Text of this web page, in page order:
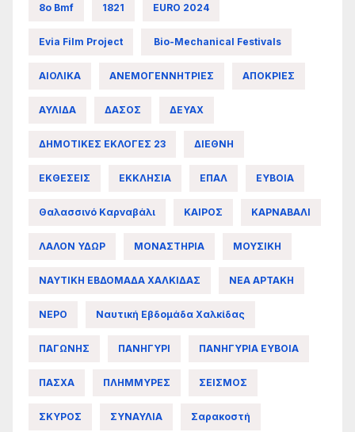
8ο Bmf 1821 EURO 2024
Evia Film Project Bio-Mechanical Festivals
ΑΙΟΛΙΚΑ ΑΝΕΜΟΓΕΝΝΗΤΡΙΕΣ ΑΠΟΚΡΙΕΣ
ΑΥΛΙΔΑ ΔΑΣΟΣ ΔΕΥΑΧ
ΔΗΜΟΤΙΚΕΣ ΕΚΛΟΓΕΣ 23 ΔΙΕΘΝΗ
ΕΚΘΕΣΕΙΣ ΕΚΚΛΗΣΙΑ ΕΠΑΛ ΕΥΒΟΙΑ
Θαλασσινό Καρναβάλι ΚΑΙΡΟΣ ΚΑΡΝΑΒΑΛΙ
ΛΑΛΟΝ ΥΔΩΡ ΜΟΝΑΣΤΗΡΙΑ ΜΟΥΣΙΚΗ
ΝΑΥΤΙΚΗ ΕΒΔΟΜΑΔΑ ΧΑΛΚΙΔΑΣ ΝΕΑ ΑΡΤΑΚΗ
ΝΕΡΟ Ναυτική Εβδομάδα Χαλκίδας
ΠΑΓΩΝΗΣ ΠΑΝΗΓΥΡΙ ΠΑΝΗΓΥΡΙΑ ΕΥΒΟΙΑ
ΠΑΣΧΑ ΠΛΗΜΜΥΡΕΣ ΣΕΙΣΜΟΣ
ΣΚΥΡΟΣ ΣΥΝΑΥΛΙΑ Σαρακοστή